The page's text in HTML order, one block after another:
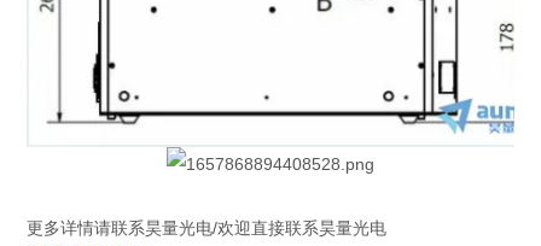
更多详情请联系昊量光电/欢迎直接联系昊量光电